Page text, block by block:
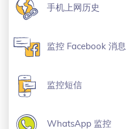
手机上网历史
监控 Facebook 消息
监控短信
WhatsApp 监控